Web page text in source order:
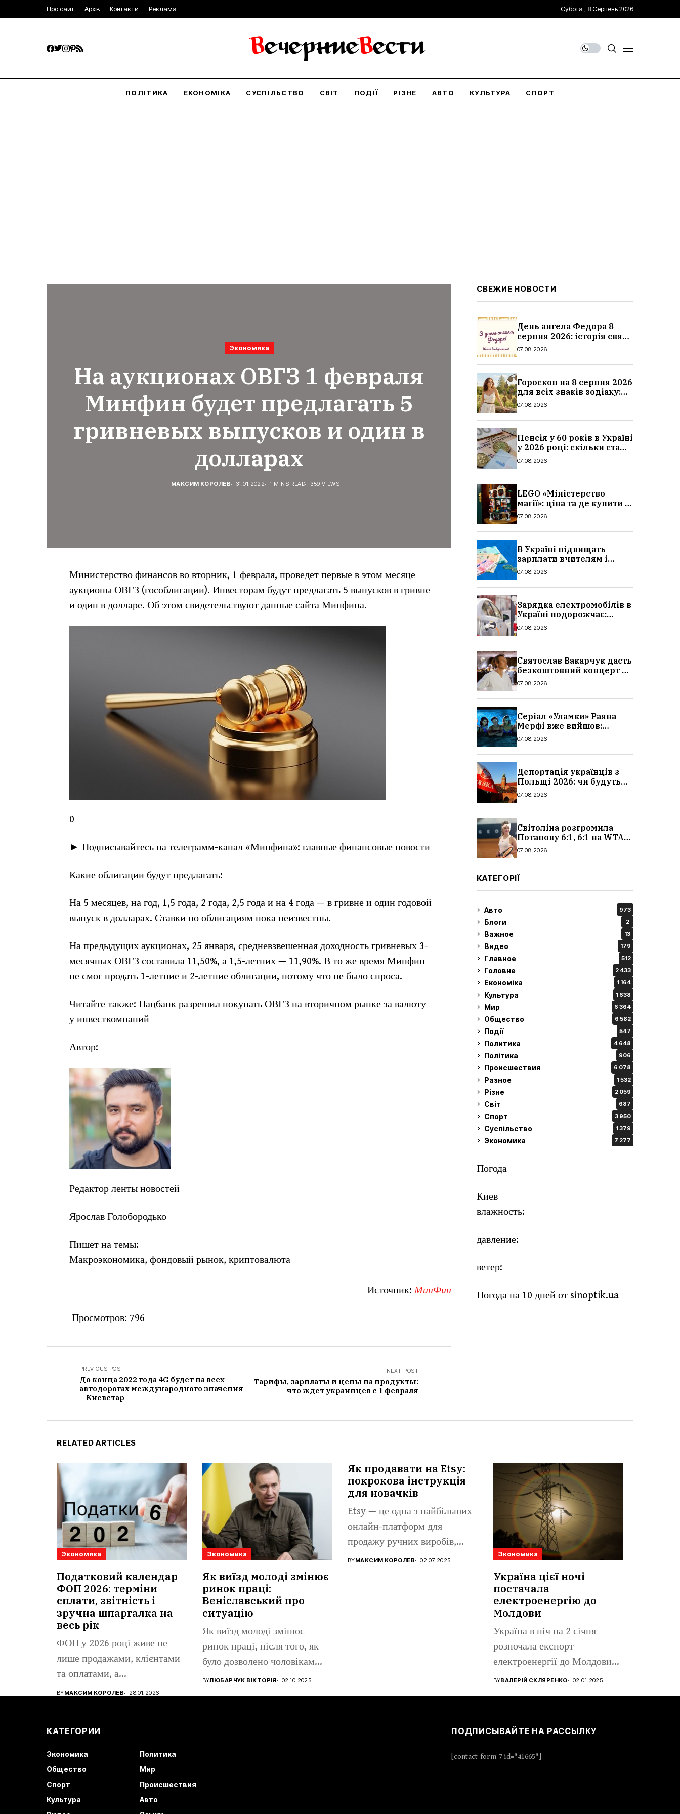
Про сайт Архів Контакти Реклама Субота , 8 Серпень 2026
ПОЛІТИКА ЕКОНОМІКА СУСПІЛЬСТВО СВІТ ПОДІЇ РІЗНЕ АВТО КУЛЬТУРА СПОРТ
Экономика
На аукционах ОВГЗ 1 февраля
Минфин будет предлагать 5
гривневых выпусков и один в
долларах
МАКСИМ КОРОЛЕВ 31.01.2022 1 MINS READ 359 VIEWS
Министерство финансов во вторник, 1 февраля, проведет первые в этом месяце
аукционы ОВГЗ (гособлигации). Инвесторам будут предлагать 5 выпусков в гривне
и один в долларе. Об этом свидетельствуют данные сайта Минфина.
0
► Подписывайтесь на телеграмм-канал «Минфина»: главные финансовые новости
Какие облигации будут предлагать:
На 5 месяцев, на год, 1,5 года, 2 года, 2,5 года и на 4 года — в гривне и один годовой
выпуск в долларах. Ставки по облигациям пока неизвестны.
На предыдущих аукционах, 25 января, средневзвешенная доходность гривневых 3-
месячных ОВГЗ составила 11,50%, а 1,5-летних — 11,90%. В то же время Минфин
не смог продать 1-летние и 2-летние облигации, потому что не было спроса.
Читайте также: Нацбанк разрешил покупать ОВГЗ на вторичном рынке за валюту
у инвесткомпаний
Автор:
Редактор ленты новостей
Ярослав Голобородько
Пишет на темы:
Макроэкономика, фондовый рынок, криптовалюта
Источник: МинФин
Просмотров: 796
PREVIOUS POST
До конца 2022 года 4G будет на всех
автодорогах международного значения
– Киевстар
NEXT POST
Тарифы, зарплаты и цены на продукты:
что ждет украинцев с 1 февраля
СВЕЖИЕ НОВОСТИ
День ангела Федора 8
серпня 2026: історія свята,
значення імені,
прозі
07.08.2026
Гороскоп на 8 серпня 2026
для всіх знаків зодіаку:
кохання, гроші та справи
07.08.2026
Пенсія у 60 років в Україні
у 2026 році: скільки стажу
потрібно, умови, кому
07.08.2026
LEGO «Міністерство
магії»: ціна та де купити в
Україні
07.08.2026
В Україні підвищать
зарплати вчителям і
стипендії студентам з 1
суми, розмір
07.08.2026
Зарядка електромобілів в
Україні подорожчає:
причина і нові ціни з
07.08.2026
Святослав Вакарчук дасть
безкоштовний концерт у
Львові: дата і місце
07.08.2026
Серіал «Уламки» Раяна
Мерфі вже вийшов:
сюжет, актори та всі
07.08.2026
Депортація українців з
Польщі 2026: чи будуть
висилати українських
07.08.2026
Світоліна розгромила
Потапову 6:1, 6:1 на WTA
1000 у Торонто
07.08.2026
КАТЕГОРІЇ
Авто 973
Блоги 2
Важное 13
Видео 179
Главное 512
Головне 2 433
Економіка 1 164
Культура 1 638
Мир 6 364
Общество 6 582
Події 547
Политика 4 648
Політика 906
Происшествия 6 078
Разное 1 532
Різне 2 059
Світ 687
Спорт 3 950
Суспільство 1 379
Экономика 7 277
Погода
Киев
влажность:
давление:
ветер:
Погода на 10 дней от sinoptik.ua
RELATED ARTICLES
Экономика
Податковий календар
ФОП 2026: терміни
сплати, звітність і
зручна шпаргалка на
весь рік
ФОП у 2026 році живе не
лише продажами, клієнтами
та оплатами, а...
BYМАКСИМ КОРОЛЕВ 28.01.2026
Экономика
Як виїзд молоді змінює
ринок праці:
Веніславський про
ситуацію
Як виїзд молоді змінює
ринок праці, після того, як
було дозволено чоловікам...
BYЛЮБАРЧУК ВІКТОРІЯ 02.10.2025
Як продавати на Etsy:
покрокова інструкція
для новачків
Etsy — це одна з найбільших
онлайн-платформ для
продажу ручних виробів,
вінтажних...
BYМАКСИМ КОРОЛЕВ 02.07.2025
Экономика
Україна цієї ночі
постачала
електроенергію до
Молдови
Україна в ніч на 2 січня
розпочала експорт
електроенергії до Молдови
для...
BYВАЛЕРІЙ СКЛЯРЕНКО 02.01.2025
КАТЕГОРИИ
Экономика
Политика
Общество
Мир
Спорт
Происшествия
Культура
Авто
ПОДПИСЫВАЙТЕ НА РАССЫЛКУ
[contact-form-7 id="41665"]